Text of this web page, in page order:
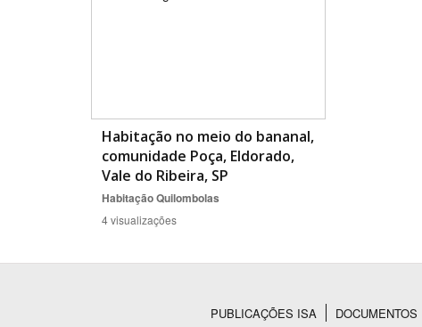
Habitação no meio do bananal,
comunidade Poça, Eldorado,
Vale do Ribeira, SP
HabitaçãoQuilombolas
4 visualizações
PUBLICAÇÕES ISA DOCUMENTOS